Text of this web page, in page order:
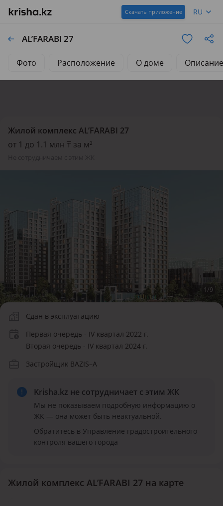
Скачать приложение RU
AL’FARABI 27
Фото Расположение О доме Описание
Жилой комплекс AL’FARABI 27
от 1 до 1.1 млн ₸ за м²
1/9
Сдан в эксплуатацию
Первая очередь - IV квартал 2022 г.
Вторая очередь - IV квартал 2024 г.
Застройщик BAZIS–А
Krisha.kz не сотрудничает с этим ЖК
Мы не показываем подробную информацию о
ЖК — она может быть неактуальной.
Обратитесь в Управление градостроительного
контроля вашего города
Жилой комплекс AL’FARABI 27 на карте